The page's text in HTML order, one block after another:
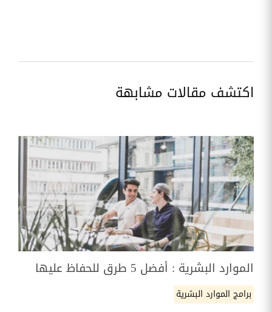
اكتشف مقالات مشابهة
الموارد البشرية : أفضل 5 طرق للحفاظ عليها
برامج الموارد البشرية